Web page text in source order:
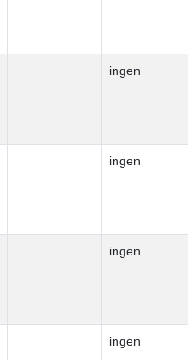
ingen
ingen
ingen
ingen